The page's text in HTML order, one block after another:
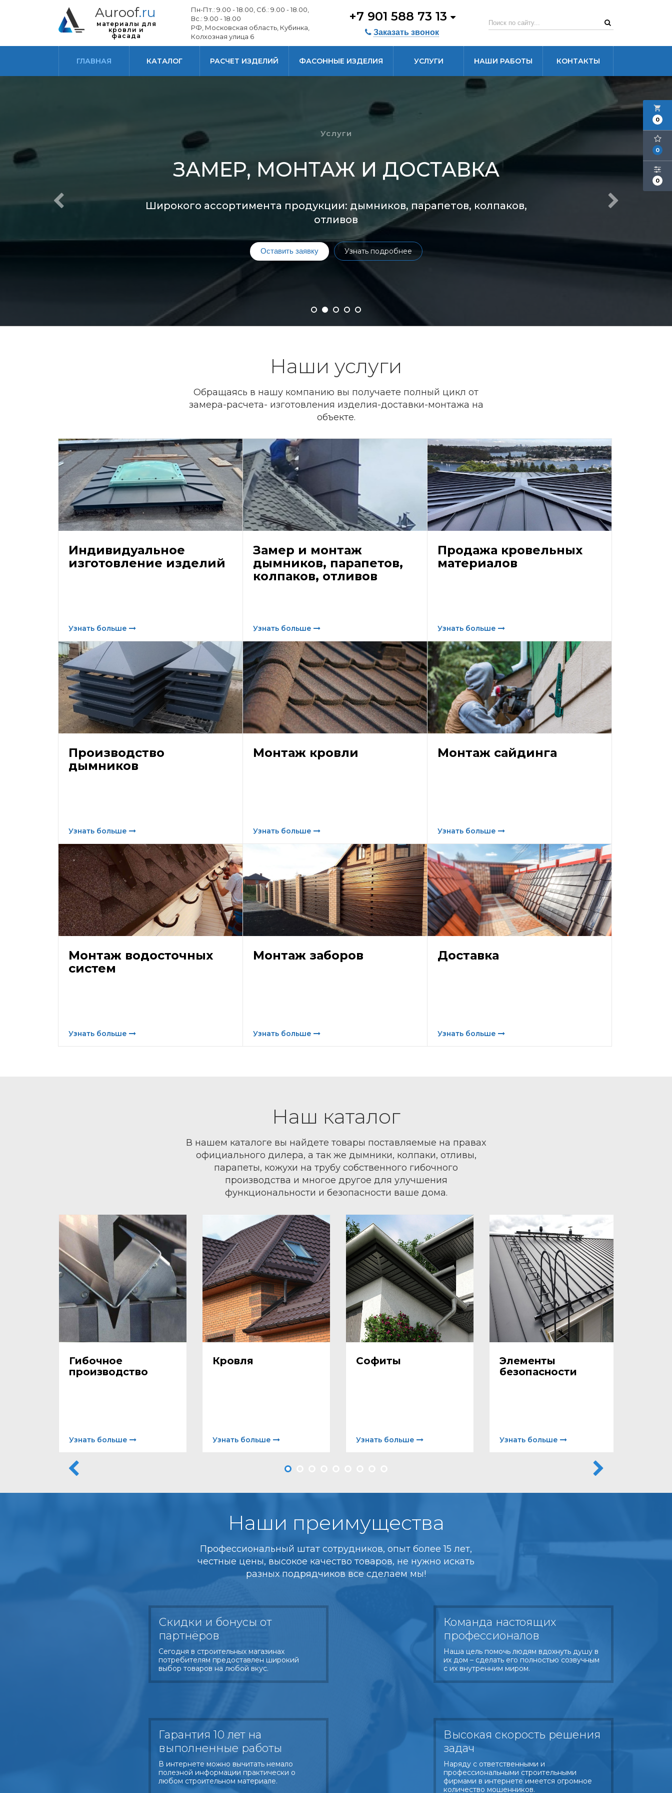
Auroof.ru
материалы для
кровли и
фасада
Пн-Пт.: 9.00 - 18.00, Сб.: 9.00 - 18.00,
Вс.: 9.00 - 18.00
РФ, Московская область, Кубинка,
Колхозная улица 6
+7 901 588 73 13
Заказать звонок
ГЛАВНАЯ КАТАЛОГ РАСЧЕТ ИЗДЕЛИЙ ФАСОННЫЕ ИЗДЕЛИЯ УСЛУГИ НАШИ РАБОТЫ КОНТАКТЫ
local_grocery_store
0
0
0
Услуги
ЗАМЕР, МОНТАЖ И ДОСТАВКА
Широкого ассортимента продукции: дымников, парапетов, колпаков,
отливов
Оставить заявку Узнать подробнее
Наши услуги
Обращаясь в нашу компанию вы получаете полный цикл от
замера-расчета- изготовления изделия-доставки-монтажа на
объекте.
Индивидуальное
изготовление изделий
Узнать больше
Замер и монтаж
дымников, парапетов,
колпаков, отливов
Узнать больше
Продажа кровельных
материалов
Узнать больше
Производство
дымников
Узнать больше
Монтаж кровли
Узнать больше
Монтаж сайдинга
Узнать больше
Монтаж водосточных
систем
Узнать больше
Монтаж заборов
Узнать больше
Доставка
Узнать больше
Наш каталог
В нашем каталоге вы найдете товары поставляемые на правах
официального дилера, а так же дымники, колпаки, отливы,
парапеты, кожухи на трубу собственного гибочного
производства и многое другое для улучшения
функциональности и безопасности ваше дома.
Гибочное
производство
Узнать больше
Кровля
Узнать больше
Софиты
Узнать больше
Элементы
безопасности
Узнать больше
Наши преимущества
Профессиональный штат сотрудников, опыт более 15 лет,
честные цены, высокое качество товаров, не нужно искать
разных подрядчиков все сделаем мы!
Скидки и бонусы от
партнёров
Сегодня в строительных магазинах
потребителям предоставлен широкий
выбор товаров на любой вкус.
Команда настоящих
профессионалов
Наша цель помочь людям вдохнуть душу в
их дом – сделать его полностью созвучным
с их внутренним миром.
Гарантия 10 лет на
выполненные работы
В интернете можно вычитать немало
полезной информации практически о
любом строительном материале.
Высокая скорость решения
задач
Наряду с ответственными и
профессиональными строительными
фирмами в интернете имеется огромное
количество мошенников.